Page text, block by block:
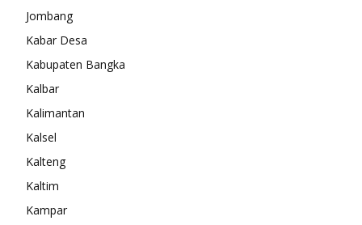
Jombang
Kabar Desa
Kabupaten Bangka
Kalbar
Kalimantan
Kalsel
Kalteng
Kaltim
Kampar